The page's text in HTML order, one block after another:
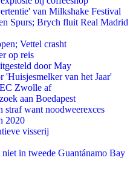
van Milkshake Festival
Spurs; Brych fluit Real Madrid
Vettel crasht
op reis
door May
'Huisjesmelker van het Jaar'
Zwolle af
aan Boedapest
straf want noodweerexces
2020
visserij
in tweede Guantánamo Bay